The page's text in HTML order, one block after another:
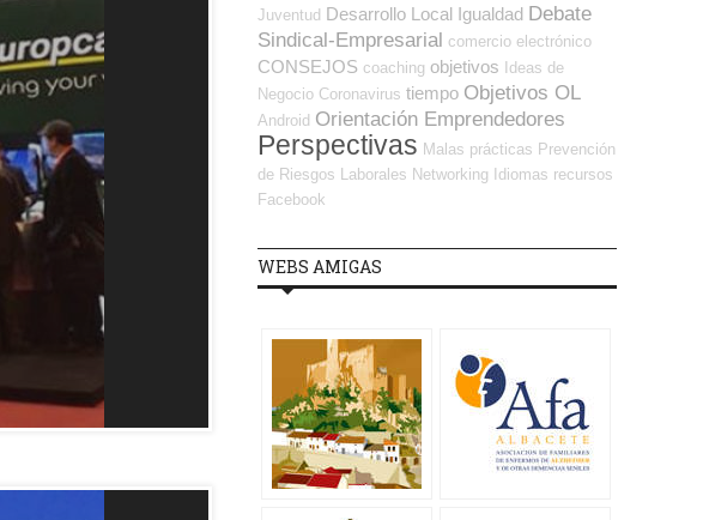
Juventud Desarrollo Local Igualdad Debate
Sindical-Empresarial comercio electrónico
CONSEJOS coaching objetivos
Ideas de
Negocio Coronavirus tiempo Objetivos OL
Android Orientación Emprendedores
Perspectivas Malas prácticas Prevención
de Riesgos Laborales Networking Idiomas recursos
Facebook
WEBS AMIGAS